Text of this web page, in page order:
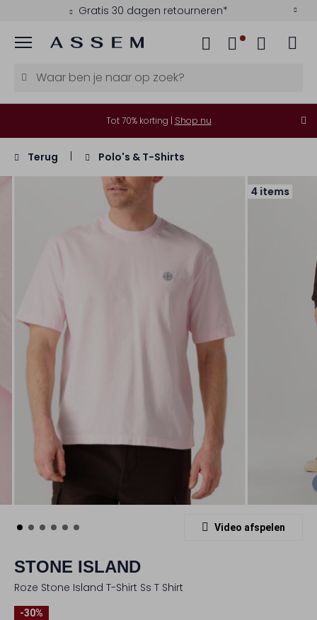
Gratis 30 dagen retourneren*
Menu
Tot 70% korting | Shop nu
Terug Polo's & T-Shirts
4 items
Video afspelen
STONE ISLAND
Roze Stone Island T-Shirt Ss T Shirt
-30%